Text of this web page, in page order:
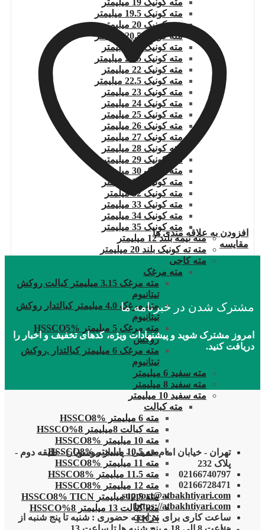
مته کونیک 19 میلیمتر
مته کونیک 19.5 میلیمتر
مته کونیک 20 میلیمتر
مته کونیک 20.5 میلیمتر
مته کونیک 21 میلیمتر
مته کونیک 21.5 میلیمتر
مته کونیک 22 میلیمتر
مته کونیک 22.5 میلیمتر
مته کونیک 23 میلیمتر
مته کونیک 24 میلیمتر
مته کونیک 25 میلیمتر
مته کونیک 26 میلیمتر
مته کونیک 27 میلیمتر
مته کونیک 28 میلیمتر
مته کونیک 29 میلیمتر
مته کونیک 30 میلیمتر
مته کونیک 31 میلیمتر
مته کونیک 32 میلمتر
مته کونیک 33 میلیمتر
مته کونیک 34 میلیمتر
مته کونیک 35 میلیمتر
مته نیمه بلند 12 میلیمتر
مته ته کونیک بلند 20 میلیمتر
مته کاجی
مته مرغک
مته مرغک 3.15 میلیمتر کبالت روکش
تیتانیوم
مته مرغک 4.0 میلیمتر کبالتدار روکش
تیتانیوم
مته مرغک 5 میلیمتر HSSCO5%
روکش
مته مرغک 6 میلیمتر کبالتدار .روکش
تیتانیوم
مته سفید 6 میلیمتر
مته سفید 8 میلیمتر
مته سفید 10 میلیمتر
مته کبالت
مته 6 میلیمتر HSSCO8%
مته کبالت 8میلیمتر 8%HSSCO
مته 10 میلیمتر HSSCO8%
مته 10.5 میلیمتر HSSCO8%
مته 11 میلیمتر HSSCO8%
مته 11.5 میلیمتر HSSCO8%
مته 12 میلیمتر HSSCO8%
مته 12.5 میلیمتر HSSCO8% TICN
مته کبالت 13 میلیمتر 8%HSSCO
TICN
افزودن به علاقه مندی ها
مقایسه
مشترک شدن در خبرنامه ما
امروز مشترک شوید و پیشنهادات ویژه، کدهای تخفیف و اخبار را
دریافت کنید.
تهران - خیابان امام خمینی - پاساژ موسویان - طبقه دوم -
پلاک 232
02166740797
02166728471
support@atbakhtiyari.com
https://atbakhtiyari.com
ساعت کاری برای مراجعه حضوری : شنبه تا پنج شنبه از